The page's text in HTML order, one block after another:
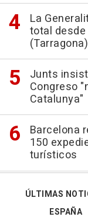
La
total desde
(Tarragona)
Junts
Congreso
Catalunya"
Barcelona
150
turísticos
ÚLTIMAS
ESPAÑA